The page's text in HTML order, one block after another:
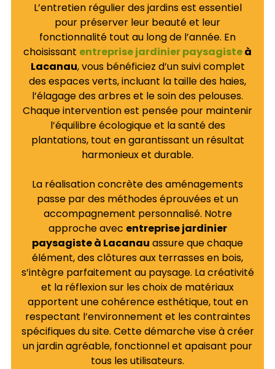
L’entretien régulier des jardins est essentiel
pour préserver leur beauté et leur
fonctionnalité tout au long de l’année. En
choisissant entreprise jardinier paysagisteà
Lacanau, vous bénéficiez d’un suivi complet
des espaces verts, incluant la taille des haies,
l’élagage des arbres et le soin des pelouses.
Chaque intervention est pensée pour maintenir
l’équilibre écologique et la santé des
plantations, tout en garantissant un résultat
harmonieux et durable.
La réalisation concrète des aménagements
passe par des méthodes éprouvées et un
accompagnement personnalisé. Notre
approche avec entreprise jardinier
paysagiste à Lacanau assure que chaque
élément, des clôtures aux terrasses en bois,
s’intègre parfaitement au paysage. La créativité
et la réflexion sur les choix de matériaux
apportent une cohérence esthétique, tout en
respectant l’environnement et les contraintes
spécifiques du site. Cette démarche vise à créer
un jardin agréable, fonctionnel et apaisant pour
tous les utilisateurs.